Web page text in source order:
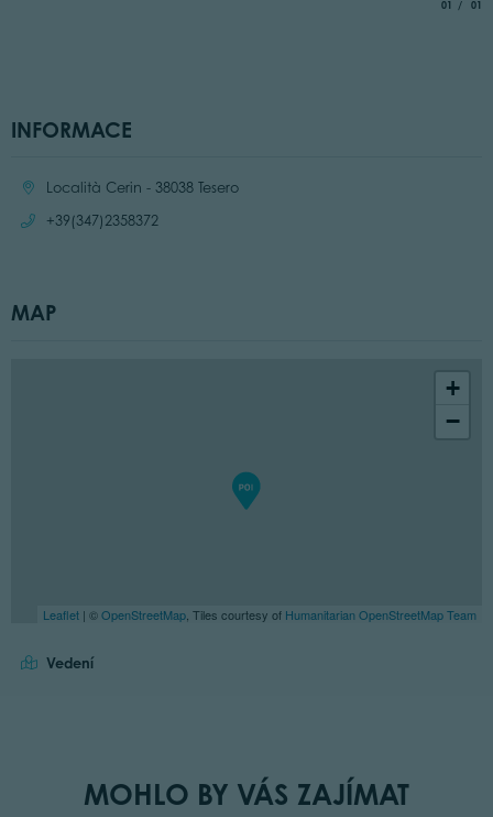
01 of
01
INFORMACE
Location:Località Cerin - 38038 Tesero
Call:
+39(347)2358372
MAP
+
−
Leaflet | ©OpenStreetMap , Tiles courtesy of Humanitarian OpenStreetMap Team
Vedení
MOHLO BY VÁS ZAJÍMAT